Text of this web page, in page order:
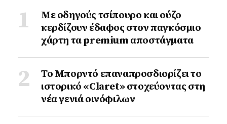
Με οδηγούς τσίπουρο και ούζο
κερδίζουν έδαφος στoν παγκόσμιο
χάρτη τα premium αποστάγματα
Το Μπορντό επαναπροσδιορίζει το
ιστορικό «Claret» στοχεύοντας στη
νέα γενιά οινόφιλων